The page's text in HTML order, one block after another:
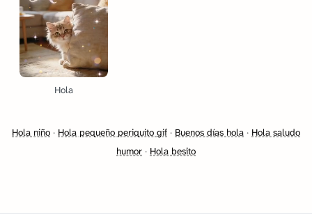
Hola
Hola niño · Hola pequeño periquito gif · Buenos días hola · Hola saludo
humor · Hola besito